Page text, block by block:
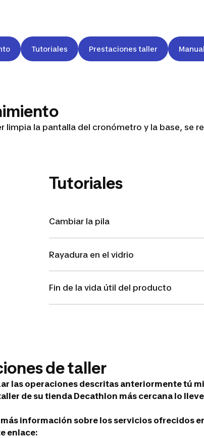
Tutoriales Prestaciones taller Manual
limpia la pantalla del cronómetro y la base, se
Tutoriales
Cambiar la pila
Rayadura en el vidrio
Fin de la vida útil del producto
de taller
las operaciones descritas anteriormente tú
de su tienda Decathlon más cercana lo
información sobre los servicios ofrecidos
enlace: